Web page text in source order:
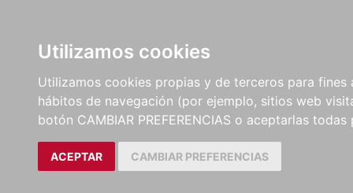
Utilizamos cookies
Utilizamos cookies propias y de terceros para
hábitos de navegación (por ejemplo, sitios web
botón CAMBIAR PREFERENCIAS o aceptarlas
ACEPTAR CAMBIAR PREFERENCIAS
LIBROS
MÉTODOS Y
EJERCICIOS
PARTITURAS Y EDICIONES
CRÍTICAS